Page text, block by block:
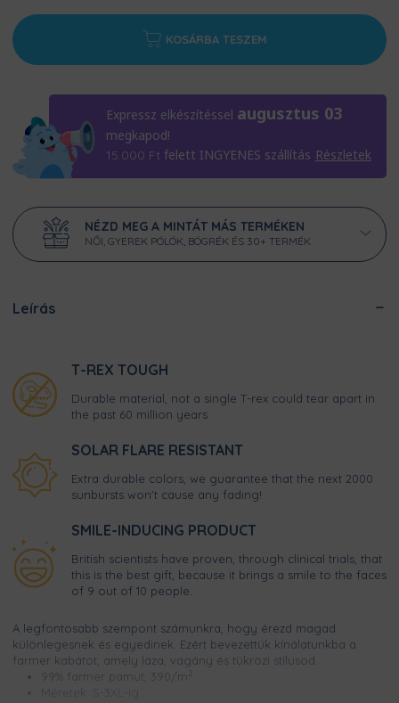
KOSÁRBA TESZEM
Expressz elkészítéssel augusztus 03
megkapod!
15.000 Ft felett INGYENES szállítás Részletek
NÉZD MEG A MINTÁT MÁS TERMÉKEN
NŐI, GYEREK PÓLÓK, BÖGRÉK ÉS 30+ TERMÉK
Leírás
T-REX TOUGH
Durable material, not a single T-rex could tear apart in
the past 60 million years
SOLAR FLARE RESISTANT
Extra durable colors, we guarantee that the next 2000
sunbursts won't cause any fading!
SMILE-INDUCING PRODUCT
British scientists have proven, through clinical trials, that
this is the best gift, because it brings a smile to the faces
of 9 out of 10 people.
A legfontosabb szempont számunkra, hogy érezd magad
különlegesnek és egyedinek. Ezért bevezettük kínálatunkba a
farmer kabátot, amely laza, vagány és tükrözi stílusod.
99% farmer pamut, 390/m